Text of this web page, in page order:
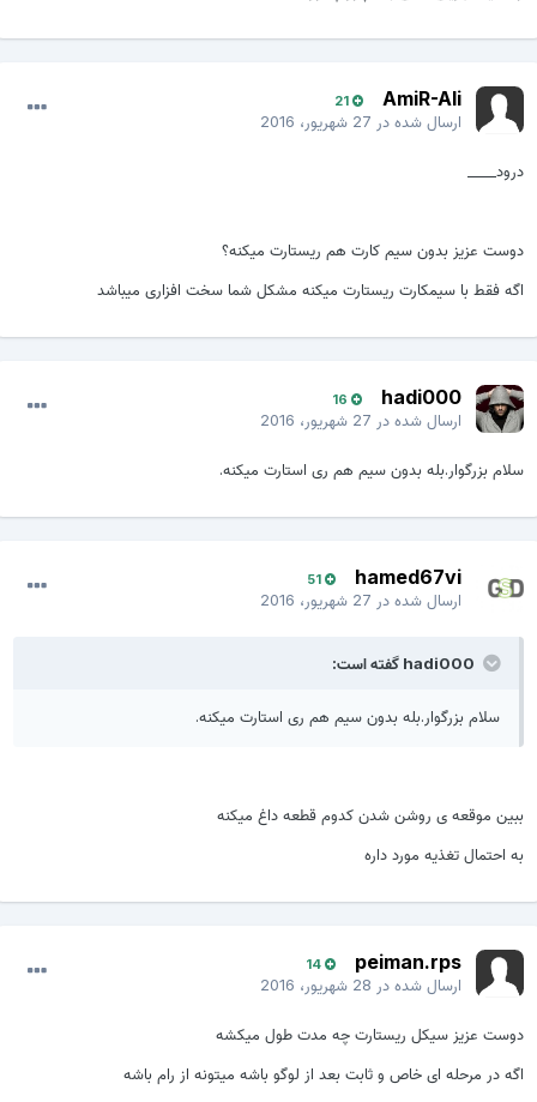
AmiR-Ali
21
ارسال شده در27 شهریور، 2016
درود____
دوست عزیز بدون سیم کارت هم ریستارت میکنه؟
اگه فقط با سیمکارت ریستارت میکنه مشکل شما سخت افزاری میباشد
hadi000
16
ارسال شده در27 شهریور، 2016
سلام بزرگوار.بله بدون سیم هم ری استارت میکنه.
hamed67vi
51
ارسال شده در27 شهریور، 2016
hadi000 گفته است:
سلام بزرگوار.بله بدون سیم هم ری استارت میکنه.
ببین موقعه ی روشن شدن کدوم قطعه داغ میکنه
به احتمال تغذیه مورد داره
peiman.rps
14
ارسال شده در28 شهریور، 2016
دوست عزیز سیکل ریستارت چه مدت طول میکشه
اگه در مرحله ای خاص و ثابت بعد از لوگو باشه میتونه از رام باشه